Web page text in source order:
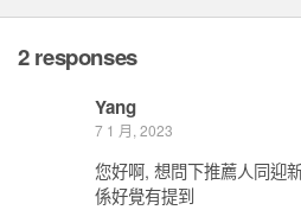
2 responses
Yang
7 1 月, 2023
您好啊, 想問下推薦人同迎
係好覺有提到